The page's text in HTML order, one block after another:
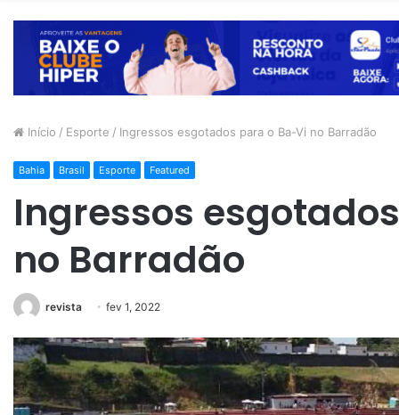
Início / Esporte / Ingressos esgotados para o Ba-Vi no Barradão
Bahia Brasil Esporte Featured
Ingressos
no Barradão
revista fev 1, 2022